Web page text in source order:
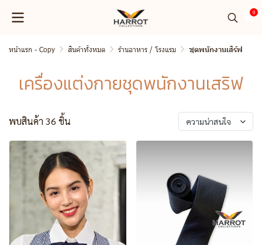
0
หน้าแรก - Copy สินค้าทั้งหมด ร้านอาหาร / โรงแรม ชุดพนักงานเสิร์ฟ
เครื่องแต่งกายชุดพนักงานเสริฟ
พบสินค้า 36 ชิ้น ความน่าสนใจ